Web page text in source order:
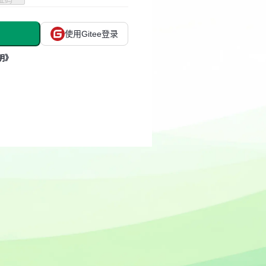
使用Gitee登录
》